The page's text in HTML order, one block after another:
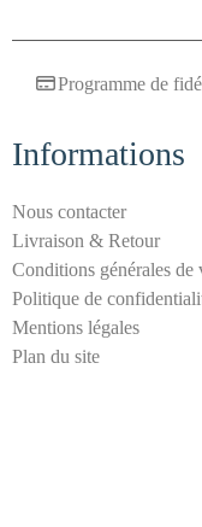
i
-
s
p
a
m
Programme de
Informations
Nous contacter
Livraison & Retour
Conditions générales de
Politique de
Mentions légales
Plan du site